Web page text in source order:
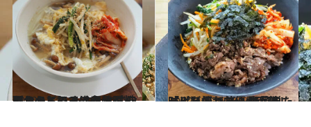
2022.11.15
【おうちでできる韓国料理レシピ】 もやしとニラのナムルのっけクッパ なめこのとろみで卵ふ～んわり
グルメ 2022.11.29
【火を使わないお手軽レシピ】 レンチンで簡単「ビビンバ丼」 野菜もたっぷり摂れて優秀＆美味！
グルメ